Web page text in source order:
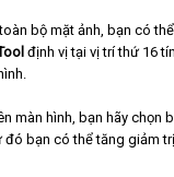
bộ mặt ảnh, bạn có
định vị tại vị trí thứ 16
màn hình, bạn hãy chọn
bạn có thể tăng giảm